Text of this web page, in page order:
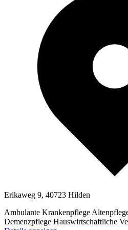
Erikaweg 9, 40723 Hilden
Ambulante Krankenpflege
Demenzpflege Hauswirtschaftliche